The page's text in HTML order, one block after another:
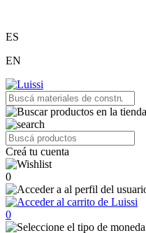
ES
EN
Creá tu cuenta
0
0